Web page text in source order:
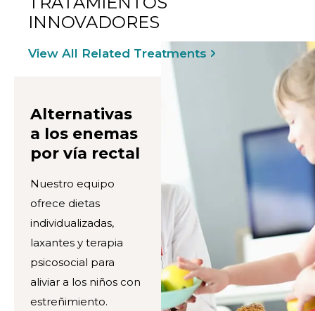
INNOVADORES
View All Related Treatments
Alternativas
a los enemas
por vía rectal
Nuestro equipo
ofrece dietas
individualizadas,
laxantes y terapia
psicosocial para
aliviar a los niños con
estreñimiento.